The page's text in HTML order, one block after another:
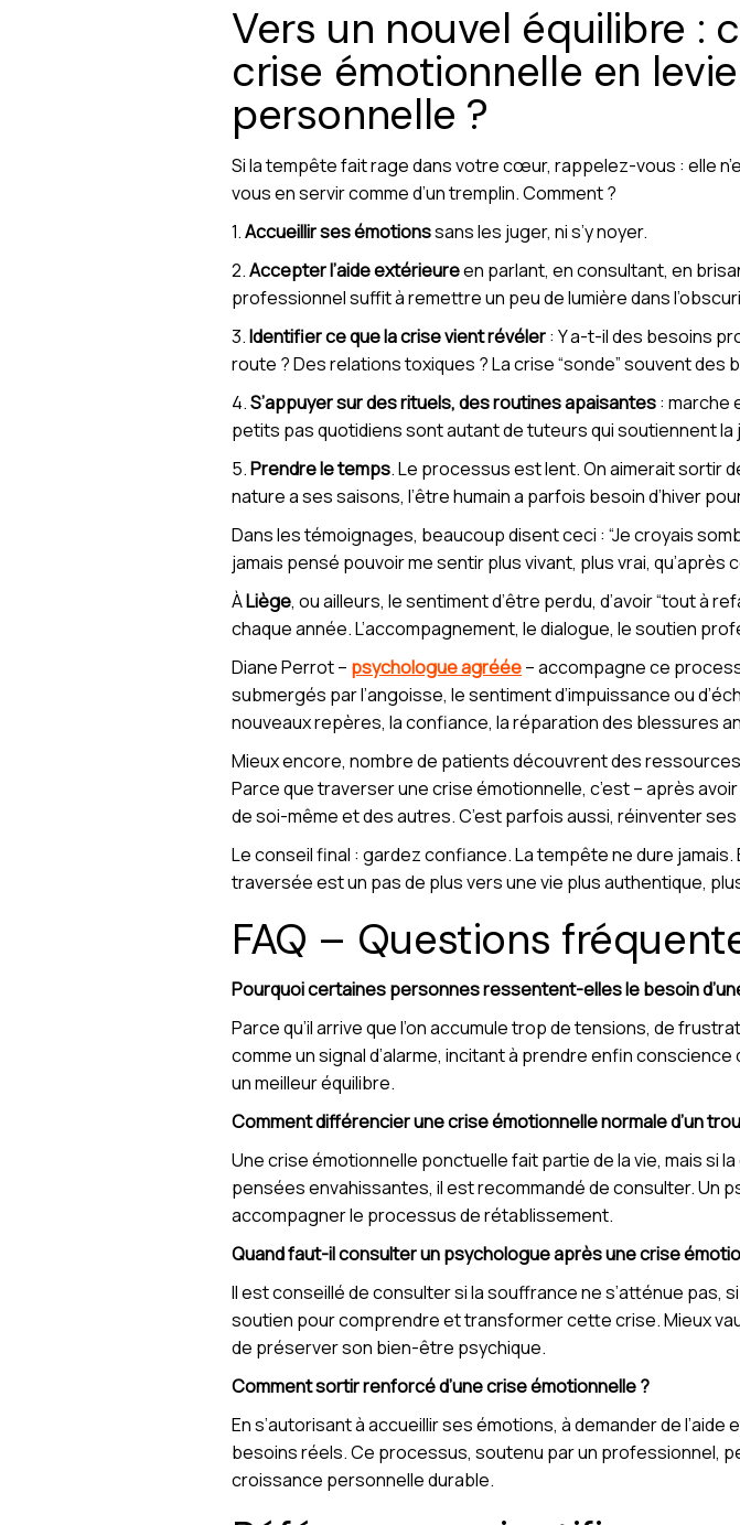
Vers un nouvel équilibre :
crise émotionnelle en
personnelle ?
Si la tempête fait rage dans votre cœur, rappelez-vous : elle
vous en servir comme d’un tremplin. Comment ?
1.Accueillir ses émotionssans les juger, ni s’y noyer.
2.Accepter l’aide extérieureen parlant, en consultant, en
professionnel suffit à remettre un peu de lumière dans
3.Identifier ce que la crise vient révéler: Y a-t-il des besoins
route ? Des relations toxiques ? La crise “sonde” souvent
4.S’appuyer sur des rituels, des routines apaisantes: marche
petits pas quotidiens sont autant de tuteurs qui soutiennent
5.Prendre le temps. Le processus est lent. On aimerait sortir
nature a ses saisons, l’être humain a parfois besoin d’hiver
Dans les témoignages, beaucoup disent ceci : “Je croyais
jamais pensé pouvoir me sentir plus vivant, plus vrai, qu’après
ÀLiège, ou ailleurs, le sentiment d’être perdu, d’avoir “tout à
chaque année. L’accompagnement, le dialogue, le soutien
Diane Perrot – psychologue agréée– accompagne ce
submergés par l’angoisse, le sentiment d’impuissance ou
nouveaux repères, la confiance, la réparation des blessures
Mieux encore, nombre de patients découvrent des
Parce que traverser une crise émotionnelle, c’est – après
de soi-même et des autres. C’est parfois aussi, réinventer
Le conseil final : gardez confiance. La tempête ne dure
traversée est un pas de plus vers une vie plus authentique,
FAQ – Questions
Pourquoi certaines personnes ressentent-elles le besoin
Parce qu’il arrive que l’on accumule trop de tensions, de
comme un signal d’alarme, incitant à prendre enfin
un meilleur équilibre.
Comment différencier une crise émotionnelle normale d’un
Une crise émotionnelle ponctuelle fait partie de la vie, mais si
pensées envahissantes, il est recommandé de consulter. Un
accompagner le processus de rétablissement.
Quand faut-il consulter un psychologue après une crise
Il est conseillé de consulter si la souffrance ne s’atténue pas,
soutien pour comprendre et transformer cette crise. Mieux
de préserver son bien-être psychique.
Comment sortir renforcé d’une crise émotionnelle ?
En s’autorisant à accueillir ses émotions, à demander de
besoins réels. Ce processus, soutenu par un professionnel,
croissance personnelle durable.